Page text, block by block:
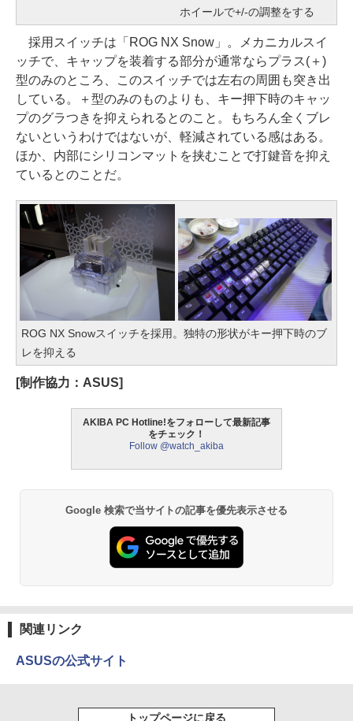
ホイールで+/-の調整をする
採用スイッチは「ROG NX Snow」。メカニカルスイ
ッチで、キャップを装着する部分が通常ならプラス(＋)
型のみのところ、このスイッチでは左右の周囲も突き出
している。＋型のみのものよりも、キー押下時のキャッ
プのグラつきを抑えられるとのこと。もちろん全くブレ
ないというわけではないが、軽減されている感はある。
ほか、内部にシリコンマットを挟むことで打鍵音を抑え
ているとのことだ。
ROG NX Snowスイッチを採用。独特の形状がキー押下時のブ
レを抑える
[制作協力：ASUS]
AKIBA PC Hotline!をフォローして最新記事
をチェック！
Follow @watch_akiba
Google 検索で当サイトの記事を優先表示させる
関連リンク
ASUSの公式サイト
トップページに戻る